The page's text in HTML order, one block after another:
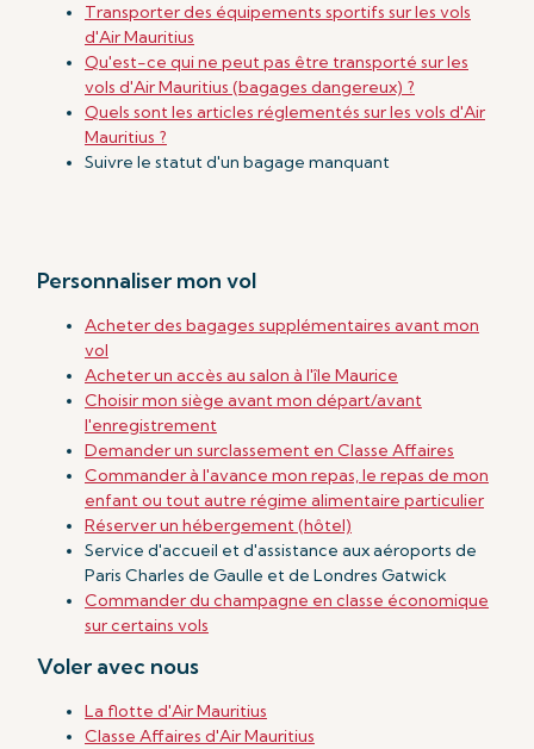
Transporter des équipements sportifs sur les vols
d'Air Mauritius
Qu'est-ce qui ne peut pas être transporté sur les
vols d'Air Mauritius (bagages dangereux) ?
Quels sont les articles réglementés sur les vols d'Air
Mauritius ?
Suivre le statut d'un bagage manquant
Personnaliser mon vol
Acheter des bagages supplémentaires avant mon
vol
Acheter un accès au salon à l'île Maurice
Choisir mon siège avant mon départ/avant
l'enregistrement
Demander un surclassement en Classe Affaires
Commander à l'avance mon repas, le repas de mon
enfant ou tout autre régime alimentaire particulier
Réserver un hébergement (hôtel)
Service d'accueil et d'assistance aux aéroports de
Paris Charles de Gaulle et de Londres Gatwick
Commander du champagne en classe économique
sur certains vols
Voler avec nous
La flotte d'Air Mauritius
Classe Affaires d'Air Mauritius